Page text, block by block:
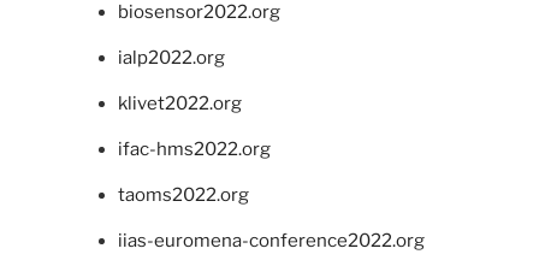
biosensor2022.org
ialp2022.org
klivet2022.org
ifac-hms2022.org
taoms2022.org
iias-euromena-conference2022.org